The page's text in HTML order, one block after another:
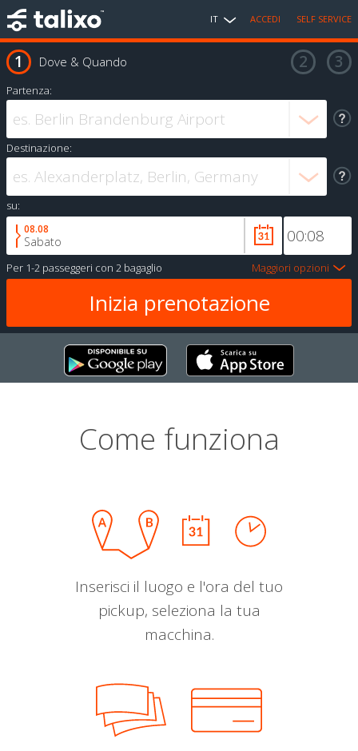
IT ACCEDI SELF SERVICE
Dove & Quando
Partenza:
Destinazione:
su:
08.08
Sabato
Per 1-2 passeggeri con 2 bagaglio Maggiori opzioni
Come funziona
Inserisci il luogo e l'ora del tuo
pickup, seleziona la tua
macchina.